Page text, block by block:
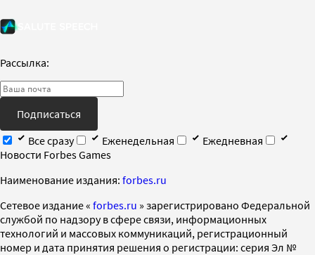
Рассылка:
Подписаться
Все сразу
Еженедельная
Ежедневная
Новости Forbes Games
Наименование издания: forbes.ru
Cетевое издание « forbes.ru » зарегистрировано Федеральной
службой по надзору в сфере связи, информационных
технологий и массовых коммуникаций, регистрационный
номер и дата принятия решения о регистрации: серия Эл №